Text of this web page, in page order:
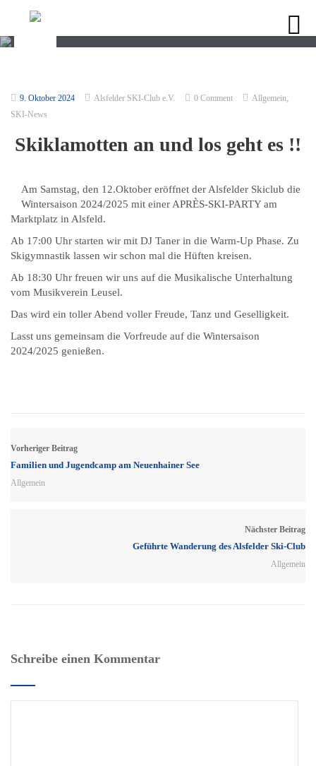
9. Oktober 2024 Alsfelder SKI-Club e.V. 0 Comment Allgemein,
SKI-News
Skiklamotten an und los geht es !!
Am Samstag, den 12.Oktober eröffnet der Alsfelder Skiclub die
Wintersaison 2024/2025 mit einer APRÈS-SKI-PARTY am
Marktplatz in Alsfeld.
Ab 17:00 Uhr starten wir mit DJ Taner in die Warm-Up Phase. Zu
Skigymnastik lassen wir schon mal die Hüften kreisen.
Ab 18:30 Uhr freuen wir uns auf die Musikalische Unterhaltung
vom Musikverein Leusel.
Das wird ein toller Abend voller Freude, Tanz und Geselligkeit.
Lasst uns gemeinsam die Vorfreude auf die Wintersaison
2024/2025 genießen.
Vorheriger Beitrag
Familien und Jugendcamp am Neuenhainer See
Allgemein
Nächster Beitrag
Geführte Wanderung des Alsfelder Ski-Club
Allgemein
Schreibe einen Kommentar